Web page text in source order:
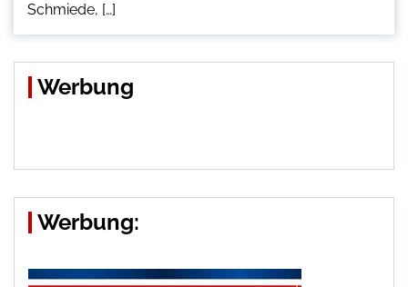
Schmiede, […]
Werbung
Werbung: